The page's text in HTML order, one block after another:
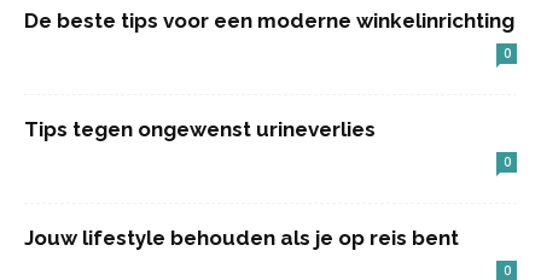
De beste tips voor een moderne winkelinrichting
0
Tips tegen ongewenst urineverlies
0
Jouw lifestyle behouden als je op reis bent
0